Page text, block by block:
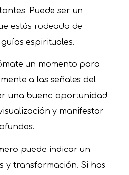
Puede ser un
estás rodeada de
espirituales.
un momento para
a las señales del
una buena oportunidad
y manifestar
puede indicar un
y transformación. Si has